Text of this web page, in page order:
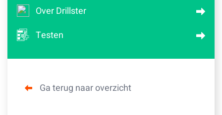
Over Drillster
Testen
Ga terug naar overzicht